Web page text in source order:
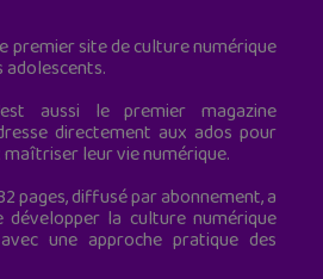
premier site de culture numérique
adolescents.
aussi le premier magazine
directement aux ados pour
maîtriser leur vie numérique.
pages, diffusé par abonnement, a
la culture numérique
une approche pratique des